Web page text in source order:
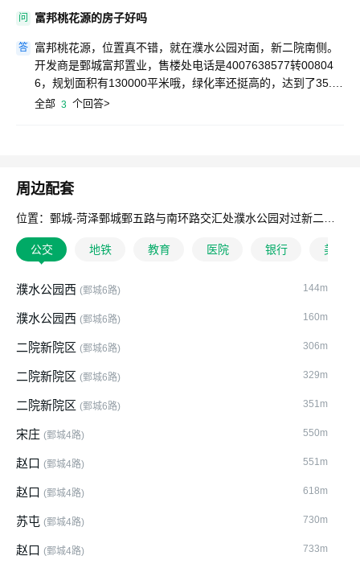
问 富邦桃花源的房子好吗
答
富邦桃花源，位置真不错，就在濮水公园对面，新二院南侧。
开发商是鄄城富邦置业，售楼处电话是4007638577转00804
6，规划面积有130000平米哦，绿化率还挺高的，达到了35.0
0%。总体感觉还不错，你可以考虑一下。
全部 3 个回答>
周边配套
公交 地铁 教育 医院 银行 美食
濮水公园西 (鄄城6路) 144m
濮水公园西 (鄄城6路) 160m
二院新院区 (鄄城6路) 306m
二院新院区 (鄄城6路) 329m
二院新院区 (鄄城6路) 351m
宋庄 (鄄城4路) 550m
赵口 (鄄城4路) 551m
赵口 (鄄城4路) 618m
苏屯 (鄄城4路) 730m
赵口 (鄄城4路) 733m